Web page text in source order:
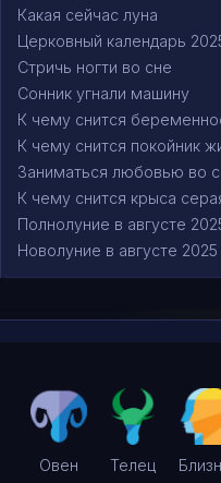
Какая сейчас луна
Церковный календарь
Стричь ногти во сне
Сонник угнали машину
К чему снится
К чему снится покойник
Заниматься любовью во
К чему снится крыса
Полнолуние в августе
Новолуние в августе 2025
Овен Телец